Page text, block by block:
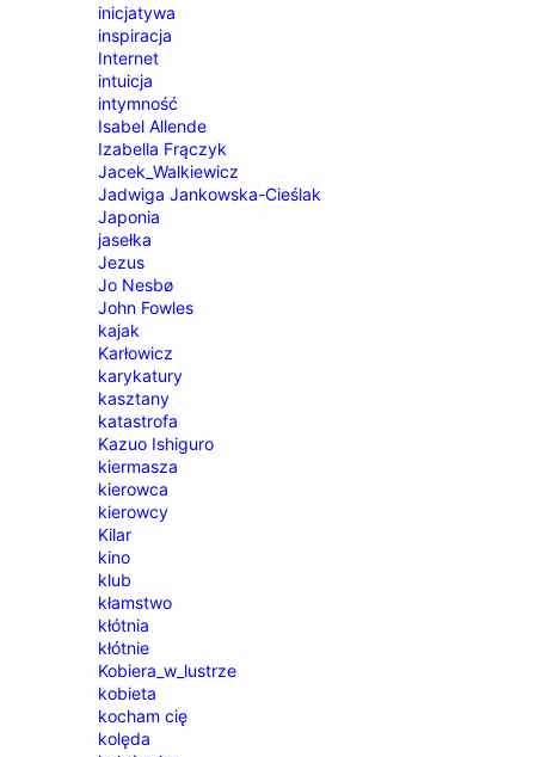
inicjatywa
inspiracja
Internet
intuicja
intymność
Isabel Allende
Izabella Frączyk
Jacek_Walkiewicz
Jadwiga Jankowska-Cieślak
Japonia
jasełka
Jezus
Jo Nesbø
John Fowles
kajak
Karłowicz
karykatury
kasztany
katastrofa
Kazuo Ishiguro
kiermasza
kierowca
kierowcy
Kilar
kino
klub
kłamstwo
kłótnia
kłótnie
Kobiera_w_lustrze
kobieta
kocham cię
kolęda